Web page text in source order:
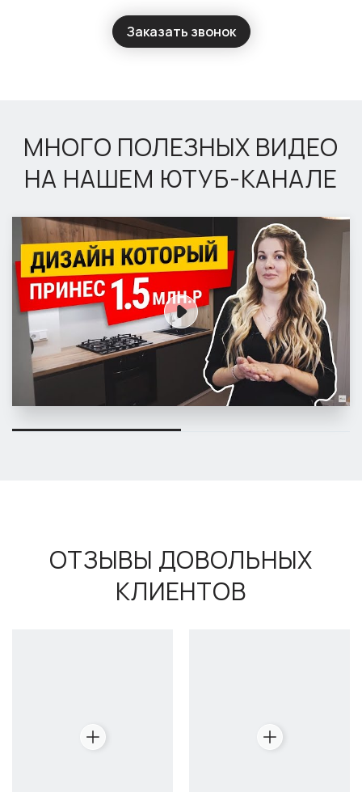
Заказать звонок
МНОГО ПОЛЕЗНЫХ ВИДЕО
НА НАШЕМ ЮТУБ-КАНАЛЕ
ОТЗЫВЫ ДОВОЛЬНЫХ
КЛИЕНТОВ